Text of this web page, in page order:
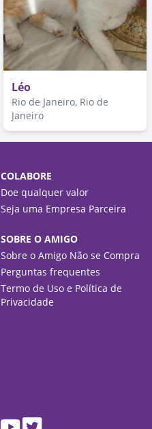
Léo
Rio de Janeiro, Rio de
Janeiro
COLABORE
Doe qualquer valor
Seja uma Empresa Parceira
SOBRE O AMIGO
Sobre o Amigo Não se Compra
Perguntas frequentes
Termo de Uso e Política de
Privacidade